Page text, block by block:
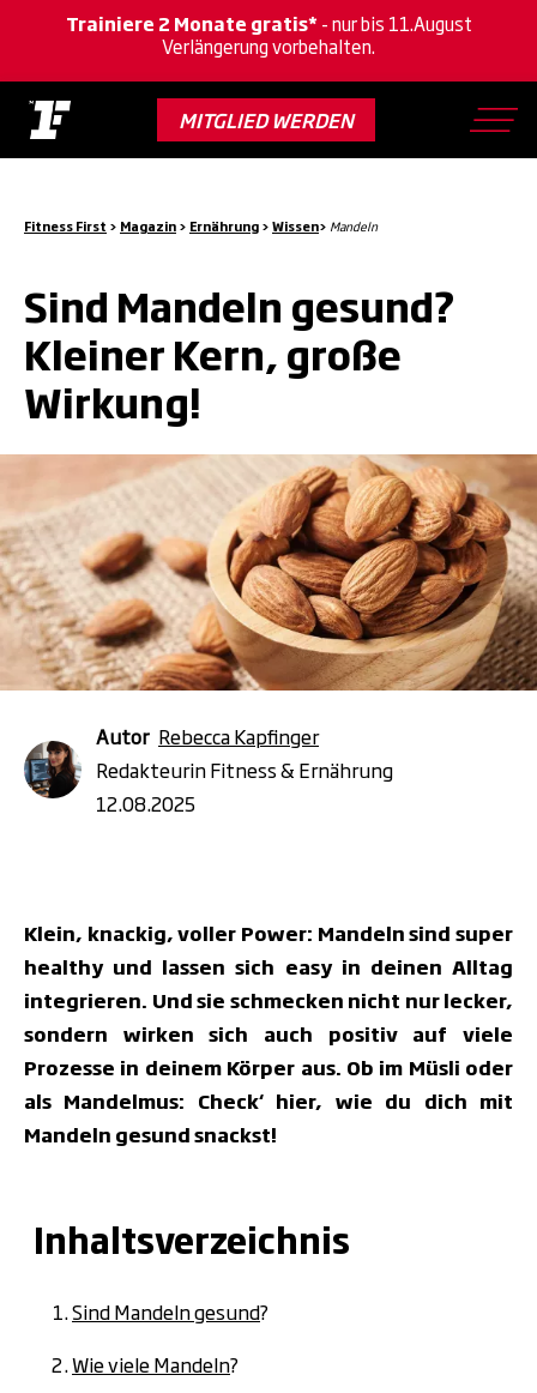
Skip
main
content
MITGLIED WERDEN
Trainiere 2 Monate gratis* - nur bis 11.August
Verlängerung vorbehalten.
Fitness First > Magazin > Ernährung > Wissen> Mandeln
Sind Mandeln gesund?
Kleiner Kern, große
Wirkung!
Autor Rebecca Kapfinger
Redakteurin Fitness & Ernährung
12.08.2025
Klein, knackig, voller Power: Mandeln sind super
healthy und lassen sich easy in deinen Alltag
integrieren. Und sie schmecken nicht nur lecker,
sondern wirken sich auch positiv auf viele
Prozesse in deinem Körper aus. Ob im Müsli oder
als Mandelmus: Check‘ hier, wie du dich mit
Mandeln gesund snackst!
Inhaltsverzeichnis
Sind Mandeln gesund?
Wie viele Mandeln?